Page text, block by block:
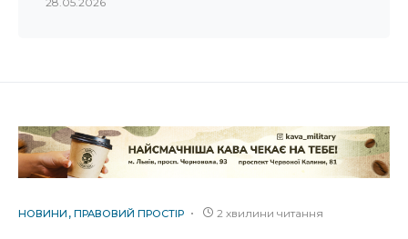
НОВИНИ ПРАВОВИЙ ПРОСТІР 2 хвилини читання